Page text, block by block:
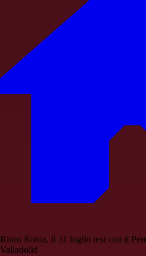
Ritiro Roma, il 31 luglio test con il
Valladolid